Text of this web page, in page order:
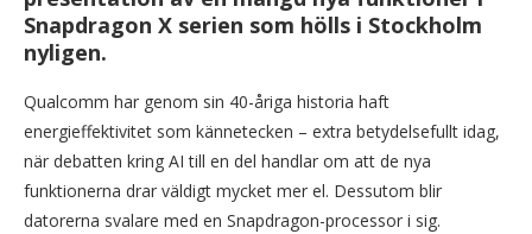
Snapdragon X serien som hölls i Stockholm
nyligen.
Qualcomm har genom sin 40-åriga historia haft
energieffektivitet som kännetecken – extra betydelsefullt idag,
när debatten kring AI till en del handlar om att de nya
funktionerna drar väldigt mycket mer el. Dessutom blir
datorerna svalare med en Snapdragon-processor i sig.